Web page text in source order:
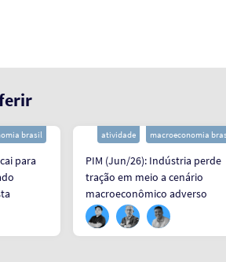
brasil
para
atividade macroeconomia
PIM (Jun/26): Indústria perde
tração em meio a cenário
macroeconômico adverso